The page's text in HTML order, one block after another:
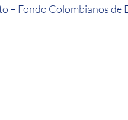
– Fondo Colombianos de